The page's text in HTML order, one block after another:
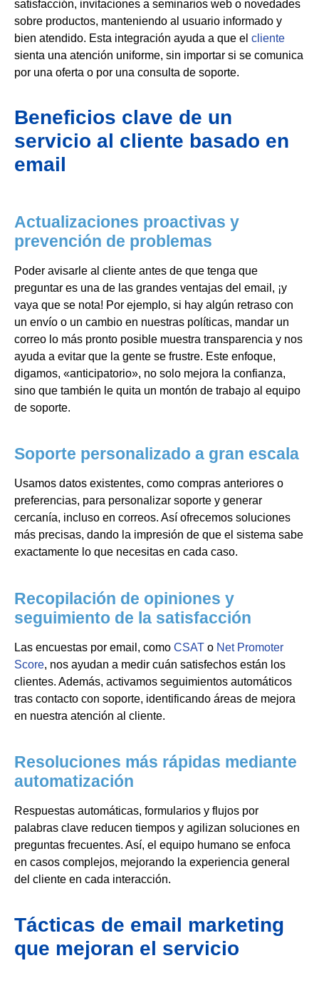
satisfacción, invitaciones a seminarios web o novedades
sobre productos, manteniendo al usuario informado y
bien atendido. Esta integración ayuda a que el cliente
sienta una atención uniforme, sin importar si se comunica
por una oferta o por una consulta de soporte.
Beneficios clave de un
servicio al cliente basado en
email
Actualizaciones proactivas y
prevención de problemas
Poder avisarle al cliente antes de que tenga que
preguntar es una de las grandes ventajas del email, ¡y
vaya que se nota! Por ejemplo, si hay algún retraso con
un envío o un cambio en nuestras políticas, mandar un
correo lo más pronto posible muestra transparencia y nos
ayuda a evitar que la gente se frustre. Este enfoque,
digamos, «anticipatorio», no solo mejora la confianza,
sino que también le quita un montón de trabajo al equipo
de soporte.
Soporte personalizado a gran escala
Usamos datos existentes, como compras anteriores o
preferencias, para personalizar soporte y generar
cercanía, incluso en correos. Así ofrecemos soluciones
más precisas, dando la impresión de que el sistema sabe
exactamente lo que necesitas en cada caso.
Recopilación de opiniones y
seguimiento de la satisfacción
Las encuestas por email, como CSAT o Net Promoter
Score, nos ayudan a medir cuán satisfechos están los
clientes. Además, activamos seguimientos automáticos
tras contacto con soporte, identificando áreas de mejora
en nuestra atención al cliente.
Resoluciones más rápidas mediante
automatización
Respuestas automáticas, formularios y flujos por
palabras clave reducen tiempos y agilizan soluciones en
preguntas frecuentes. Así, el equipo humano se enfoca
en casos complejos, mejorando la experiencia general
del cliente en cada interacción.
Tácticas de email marketing
que mejoran el servicio